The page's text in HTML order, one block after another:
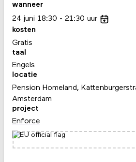
wanneer
24 juni 18:30 21:30 uur
kosten
Gratis
taal
Engels
locatie
Pension Homeland,
Amsterdam
project
Enforce